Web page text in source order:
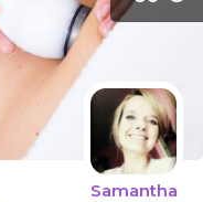
Samantha